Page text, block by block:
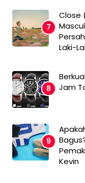
Close
Laki-
Jam
Kevin